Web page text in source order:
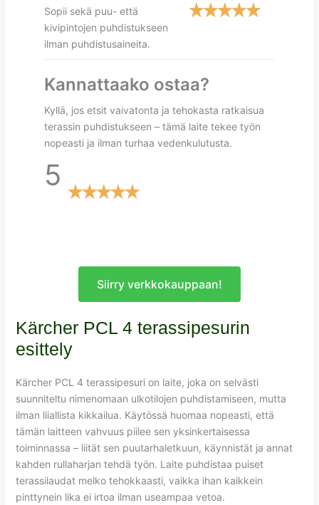
Sopii sekä puu- että
kivipintojen puhdistukseen
ilman puhdistusaineita.
Kannattaako ostaa?
Kyllä, jos etsit vaivatonta ja tehokasta ratkaisua
terassin puhdistukseen – tämä laite tekee työn
nopeasti ja ilman turhaa vedenkulutusta.
5
Siirry verkkokauppaan!
Kärcher PCL 4 terassipesurin
esittely
Kärcher PCL 4 terassipesuri on laite, joka on selvästi
suunniteltu nimenomaan ulkotilojen puhdistamiseen, mutta
ilman liiallista kikkailua. Käytössä huomaa nopeasti, että
tämän laitteen vahvuus piilee sen yksinkertaisessa
toiminnassa – liität sen puutarhaletkuun, käynnistät ja annat
kahden rullaharjan tehdä työn. Laite puhdistaa puiset
terassilaudat melko tehokkaasti, vaikka ihan kaikkein
pinttynein lika ei irtoa ilman useampaa vetoa.